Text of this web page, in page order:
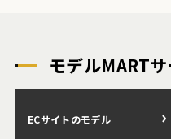
モデルMART
ECサイトのモデル